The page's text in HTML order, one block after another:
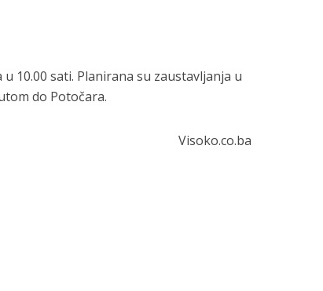
10.00 sati. Planirana su zaustavljanja u
do Potočara.
Visoko.co.ba